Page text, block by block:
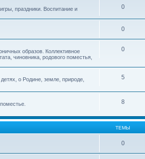
праздники. Воспитание и
0
0
образов. Коллективное
чиновника, родового поместья,
0
о Родине, земле, природе,
5
8
ТЕМЫ
0